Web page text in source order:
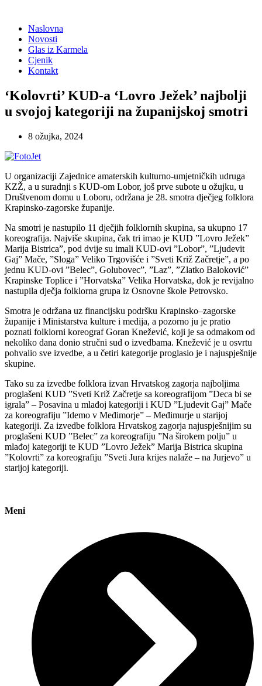
Naslovna
Novosti
Glas iz Karmela
Cjenik
Kontakt
‘Kolovrti’ KUD-a ‘Lovro Ježek’ najbolji
u svojoj kategoriji na županijskoj smotri
8 ožujka, 2024
U organizaciji Zajednice amaterskih kulturno-umjetničkih udruga
KZŽ, a u suradnji s KUD-om Lobor, još prve subote u ožujku, u
Društvenom domu u Loboru, održana je 28. smotra dječjeg folklora
Krapinsko-zagorske županije.
Na smotri je nastupilo 11 dječjih folklornih skupina, sa ukupno 17
koreografija. Najviše skupina, čak tri imao je KUD ”Lovro Ježek”
Marija Bistrica”, pod dvije su imali KUD-ovi ”Lobor”, ”Ljudevit
Gaj” Mače, ”Sloga” Veliko Trgovišće i ”Sveti Križ Začretje”, a po
jednu KUD-ovi ”Belec”, Golubovec”, ”Laz”, ”Zlatko Baloković”
Krapinske Toplice i ”Horvatska” Velika Horvatska, dok je revijalno
nastupila dječja folklorna grupa iz Osnovne škole Petrovsko.
Smotra je održana uz financijsku podršku Krapinsko–zagorske
županije i Ministarstva kulture i medija, a pozorno ju je pratio
poznati folklorni koreograf Goran Knežević, koji je sa odmakom od
nekoliko dana donio stručni sud o izvedbama. Knežević je u osvrtu
pohvalio sve izvedbe, a u četiri kategorije proglasio je i najuspješnije
skupine.
Tako su za izvedbe folklora izvan Hrvatskog zagorja najboljima
proglašeni KUD ”Sveti Križ Začretje sa koreografijom ”Deca bi se
igrala” – Posavina u mlađoj kategoriji i KUD ”Ljudevit Gaj” Mače
za koreografiju ”Idemo v Međimorje” – Međimurje u starijoj
kategoriji. Za izvedbe folklora Hrvatskog zagorja najuspješnijim su
proglašeni KUD ”Belec” za koreografiju ”Na širokem polju” u
mlađoj kategoriji te KUD ”Lovro Ježek” Marija Bistrica skupina
”Kolovrti” za koreografiju ”Sveti Jura krijes nalaže – na Jurjevo” u
starijoj kategoriji.
Meni